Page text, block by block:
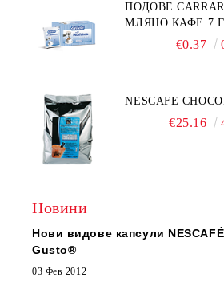
ПОДОВЕ
МЛЯНО КАФЕ 7
€0.37
NESCAFE
€25.16
Новини
Нови видове капсули
Gusto®
03 Фев 2012